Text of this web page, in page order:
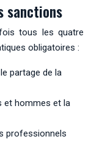
sanctions
tous les quatre
obligatoires :
partage de la
et hommes et la
professionnels